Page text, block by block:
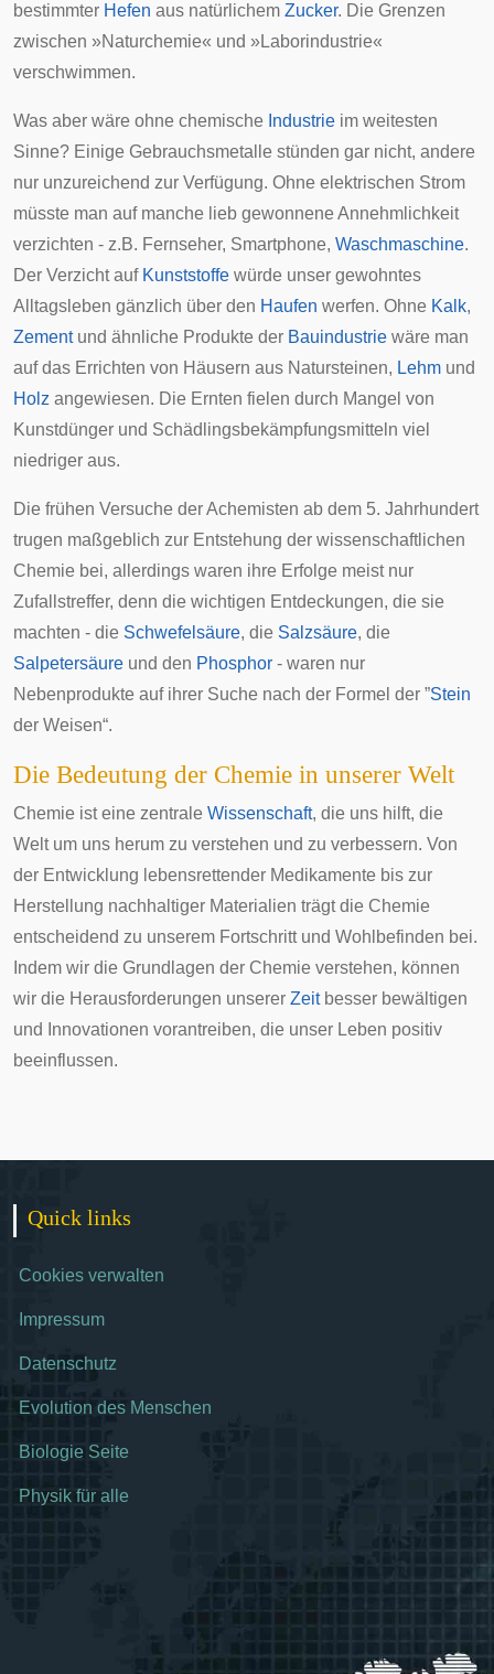
bestimmter Hefen aus natürlichem Zucker. Die Grenzen
zwischen »Naturchemie« und »Laborindustrie«
verschwimmen.
Was aber wäre ohne chemische Industrie im weitesten
Sinne? Einige Gebrauchsmetalle stünden gar nicht, andere
nur unzureichend zur Verfügung. Ohne elektrischen Strom
müsste man auf manche lieb gewonnene Annehmlichkeit
verzichten - z.B. Fernseher, Smartphone, Waschmaschine.
Der Verzicht auf Kunststoffe würde unser gewohntes
Alltagsleben gänzlich über den Haufen werfen. Ohne Kalk,
Zementund ähnliche Produkte der Bauindustrie wäre man
auf das Errichten von Häusern aus Natursteinen, Lehm und
Holz angewiesen. Die Ernten fielen durch Mangel von
Kunstdünger und Schädlingsbekämpfungsmitteln viel
niedriger aus.
Die frühen Versuche der Achemisten ab dem 5. Jahrhundert
trugen maßgeblich zur Entstehung der wissenschaftlichen
Chemie bei, allerdings waren ihre Erfolge meist nur
Zufallstreffer, denn die wichtigen Entdeckungen, die sie
machten - die Schwefelsäure, die Salzsäure, die
Salpetersäure und den Phosphor - waren nur
Nebenprodukte auf ihrer Suche nach der Formel der ”Stein
der Weisen“.
Die Bedeutung der Chemie in unserer Welt
Chemie ist eine zentrale Wissenschaft, die uns hilft, die
Welt um uns herum zu verstehen und zu verbessern. Von
der Entwicklung lebensrettender Medikamente bis zur
Herstellung nachhaltiger Materialien trägt die Chemie
entscheidend zu unserem Fortschritt und Wohlbefinden bei.
Indem wir die Grundlagen der Chemie verstehen, können
wir die Herausforderungen unserer Zeitbesser bewältigen
und Innovationen vorantreiben, die unser Leben positiv
beeinflussen.
Quick links
Cookies verwalten
Impressum
Datenschutz
Evolution des Menschen
Biologie Seite
Physik für alle